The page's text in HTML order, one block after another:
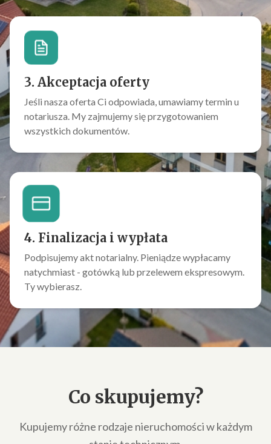
3. Akceptacja oferty
Jeśli nasza oferta Ci odpowiada, umawiamy termin u
notariusza. My zajmujemy się przygotowaniem
wszystkich dokumentów.
4. Finalizacja i wypłata
Podpisujemy akt notarialny. Pieniądze wypłacamy
natychmiast - gotówką lub przelewem ekspresowym.
Ty wybierasz.
Co skupujemy?
Kupujemy różne rodzaje nieruchomości w każdym